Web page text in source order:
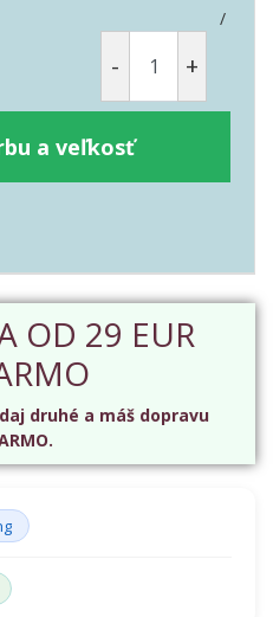
/
- +
a veľkosť
OD 29 EUR
druhé a máš dopravu